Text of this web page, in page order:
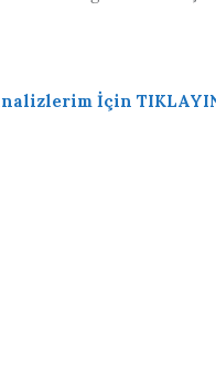
İçin